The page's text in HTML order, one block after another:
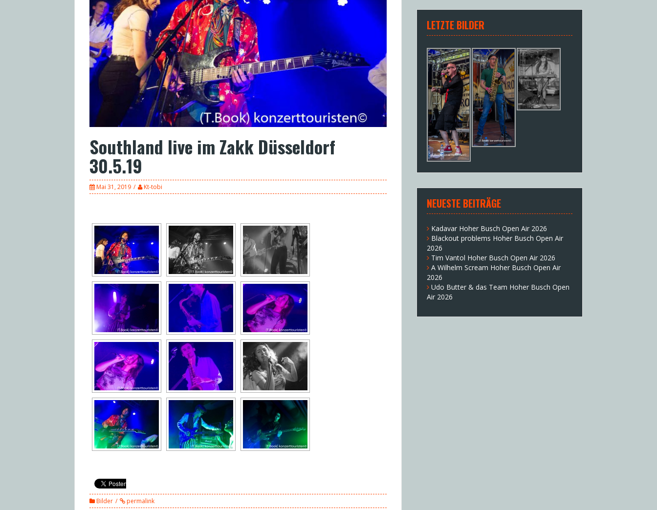
Southland live im Zakk Düsseldorf
30.5.19
Mai 31, 2019 Kt-tobi
Bilder permalink
LETZTE BILDER
NEUESTE BEITRÄGE
Kadavar Hoher Busch Open Air 2026
Blackout problems Hoher Busch Open Air
2026
Tim Vantol Hoher Busch Open Air 2026
A Wilhelm Scream Hoher Busch Open Air
2026
Udo Butter & das Team Hoher Busch Open
Air 2026